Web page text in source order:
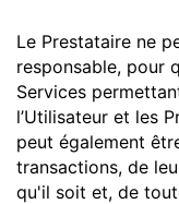
Le Prestataire ne
responsable, pour
Services
l’Utilisateur et les
peut également
transactions, de
qu'il soit et, de